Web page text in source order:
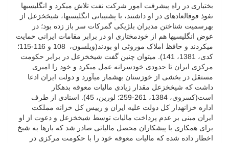
بختیاری در راه پیشرفت امور شرکت نفت تلاش می­کرد و انگلیسی­ها
نفوذ فوق­العاده­ای در او داشتند، با پشتیبانی انگلیسی­ها، شیخ­خزعل از
به­رسمیت شناختن مدیران بلژیکی گمرکات سر باز زده بود؛ در
عوض انگلیسی­ها هم از خودمختاری او در برابر مقامات ایرانی حمایت
می­کردند و حافظ املاک موروثی او بودند(ویلسون، 108 و 116-115؛
کدی، 1381، 141).
می­توان چنین گفت شیخ­خزعل در برابر حکومت
مرکزی ایران تا حدودی خودسرانه عمل می­کرد و خود را امیری
مستقل در بخشی از خوزستان به­شمار می­آورد و دولت ایران ادعا
داشت که شیخ­خزعل مقدار زیادی مالیات معوقه بدهکار
است(کسروى، 1384، 261-259؛ لورین، 45). اسنادی از طرف
اداره خزانه­دار کل دولت علیه ایران و رییس کل خزانه مملکت
ایران مبنی بر عدم پرداخت مالیات توسط شیخ­خزعل و دعوت از او
برای همکاری با پیشکاران محصل مالیاتی صادر شد که بارها به شیخ
اخطار داده شده که مالیات معوقه خود را با حکومت مرکزی در